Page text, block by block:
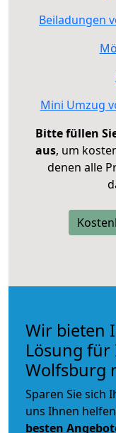
Beiladungen
Mini Umzug
Bitte füllen
aus, um
denen alle
Wir bieten
Lösung
Wolfsburg
Sparen Sie sich
uns Ihnen
besten